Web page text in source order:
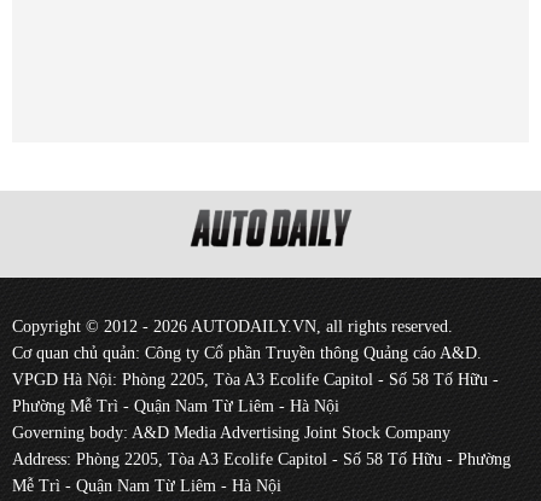
Copyright © 2012 - 2026 AUTODAILY.VN, all rights reserved.
Cơ quan chủ quản: Công ty Cổ phần Truyền thông Quảng cáo A&D.
VPGD Hà Nội: Phòng 2205, Tòa A3 Ecolife Capitol - Số 58 Tố Hữu -
Phường Mễ Trì - Quận Nam Từ Liêm - Hà Nội
Governing body: A&D Media Advertising Joint Stock Company
Address: Phòng 2205, Tòa A3 Ecolife Capitol - Số 58 Tố Hữu - Phường
Mễ Trì - Quận Nam Từ Liêm - Hà Nội